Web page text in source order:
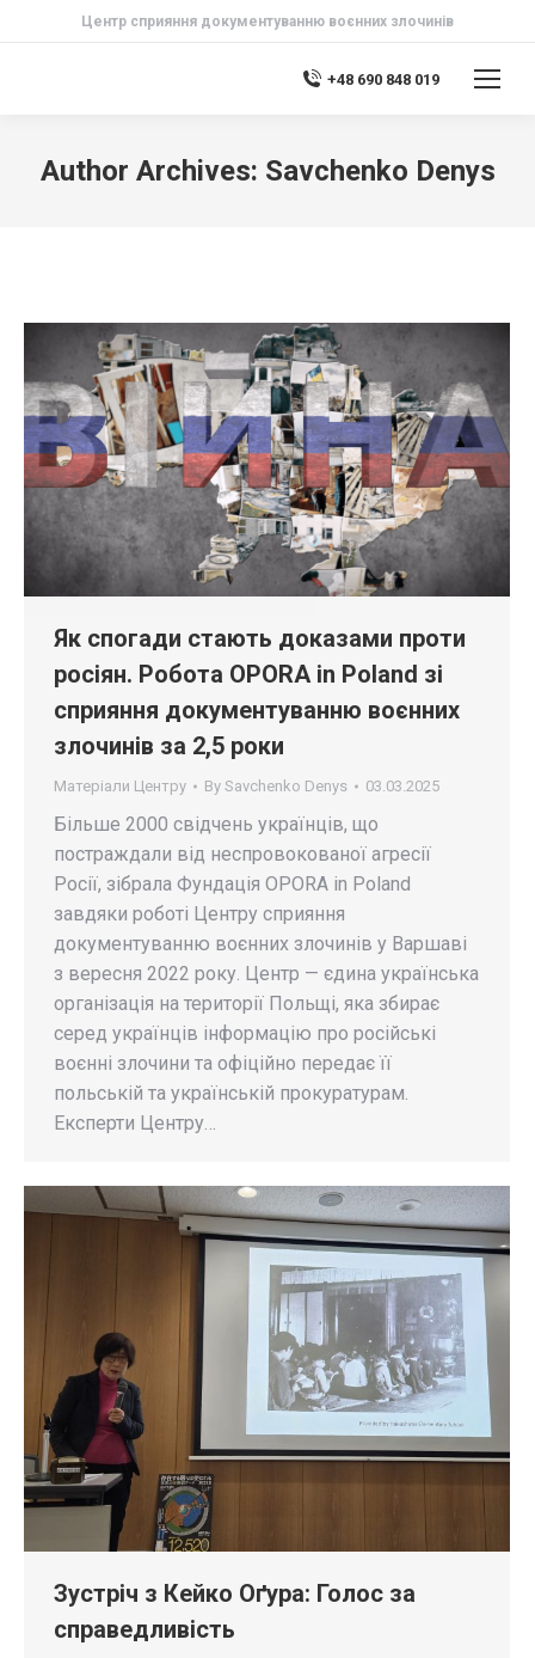
Центр сприяння документуванню воєнних злочинів
+48 690 848 019
Author Archives: Savchenko Denys
Як спогади стають доказами проти
росіян. Робота OPORA in Poland зі
сприяння документуванню воєнних
злочинів за 2,5 роки
Матеріали Центру By Savchenko Denys 03.03.2025
Більше 2000 свідчень українців, що
постраждали від неспровокованої агресії
Росії, зібрала Фундація OPORA in Poland
завдяки роботі Центру сприяння
документуванню воєнних злочинів у Варшаві
з вересня 2022 року. Центр — єдина українська
організація на території Польщі, яка збирає
серед українців інформацію про російські
воєнні злочини та офіційно передає її
польській та українській прокуратурам.
Експерти Центру…
Зустріч з Кейко Оґура: Голос за
справедливість